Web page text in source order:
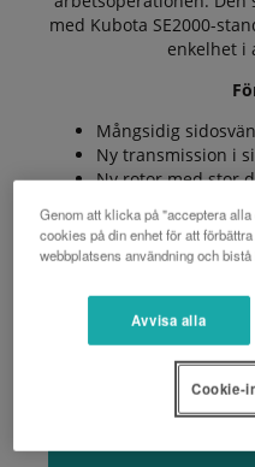
med Kubota SE2000-
enkelhet i
Mångsidig
Ny transmission i
Ny rotor med stor
balansering, hög
Olika knivar kan
universal,
ännu bättre
Motkniv och
hackresultat och
Ackumulator för
av kollision med
Genom att klicka på "acceptera
cookies på din enhet för att
webbplatsens användning och
Avvisa alla
Cookie-